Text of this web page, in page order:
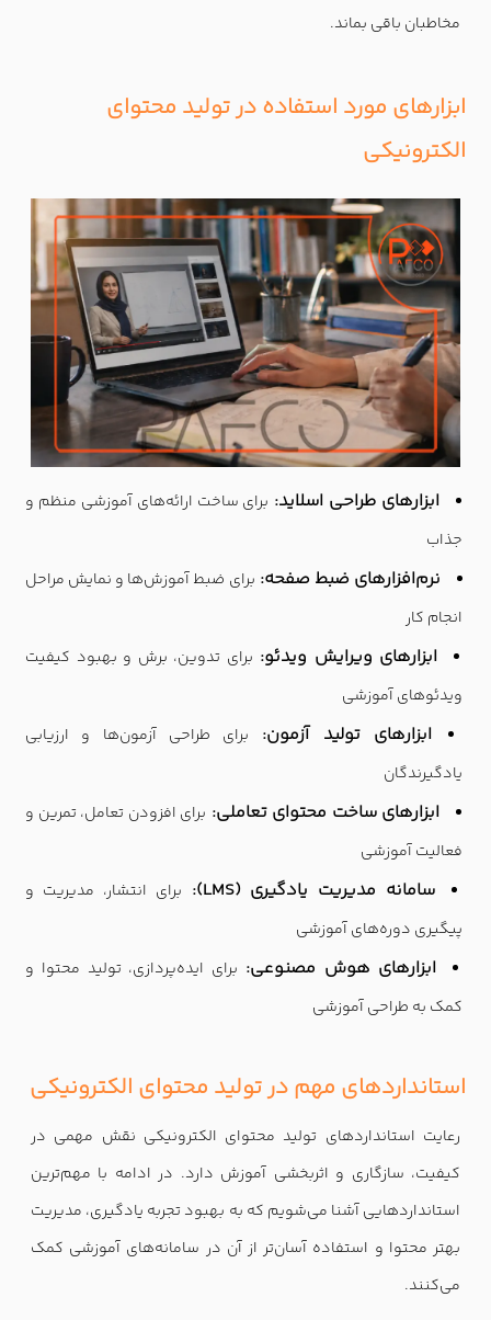
مخاطبان باقی بماند.
ابزارهای مورد استفاده در تولید محتوای
الکترونیکی
ابزارهای طراحی اسلاید: برای ساخت ارائه‌های آموزشی منظم و
جذاب
نرم‌افزارهای ضبط صفحه: برای ضبط آموزش‌ها و نمایش مراحل
انجام کار
ابزارهای ویرایش ویدئو: برای تدوین، برش و بهبود کیفیت
ویدئوهای آموزشی
ابزارهای تولید آزمون:
برای طراحی آزمون‌ها و ارزیابی
یادگیرندگان
ابزارهای ساخت محتوای تعاملی: برای افزودن تعامل، تمرین و
فعالیت آموزشی
سامانه مدیریت یادگیری (LMS):
برای انتشار، مدیریت و
پیگیری دوره‌های آموزشی
ابزارهای هوش مصنوعی: برای ایده‌پردازی، تولید محتوا و
کمک به طراحی آموزشی
استانداردهای مهم در تولید محتوای الکترونیکی
رعایت استانداردهای تولید محتوای الکترونیکی نقش مهمی در
کیفیت، سازگاری و اثربخشی آموزش دارد. در ادامه با مهم‌ترین
استانداردهایی آشنا می‌شویم که به بهبود تجربه یادگیری، مدیریت
بهتر محتوا و استفاده آسان‌تر از آن در سامانه‌های آموزشی کمک
می‌کنند.